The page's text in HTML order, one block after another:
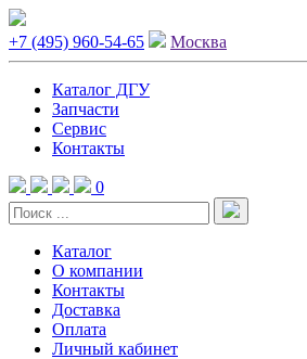
+7 (495) 960-54-65 Москва
Каталог ДГУ
Запчасти
Сервис
Контакты
0
Каталог
О компании
Контакты
Доставка
Оплата
Личный кабинет